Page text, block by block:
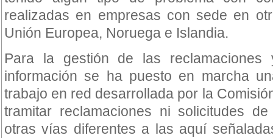
realizadas en empresas con sede en
Unión Europea, Noruega e Islandia.
Para la gestión de las
información se ha puesto en marcha
trabajo en red desarrollada por la
tramitar reclamaciones ni solicitudes
otras vías diferentes a las aquí